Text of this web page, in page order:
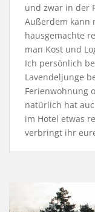
und zwar in der
Außerdem kann
hausgemachte
man Kost und
Ich persönlich
Lavendeljunge
Ferienwohnung
natürlich hat
im Hotel etwas
verbringt ihr